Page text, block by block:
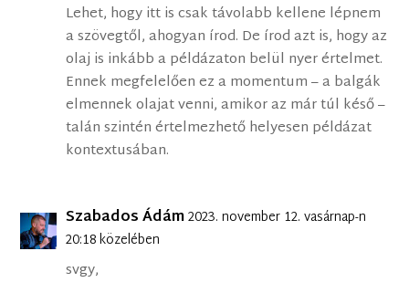
Lehet, hogy itt is csak távolabb kellene lépnem
a szövegtől, ahogyan írod. De írod azt is, hogy az
olaj is inkább a példázaton belül nyer értelmet.
Ennek megfelelően ez a momentum – a balgák
elmennek olajat venni, amikor az már túl késő –
talán szintén értelmezhető helyesen példázat
kontextusában.
Szabados Ádám2023. november 12. vasárnap-n
20:18 közelében
svgy,